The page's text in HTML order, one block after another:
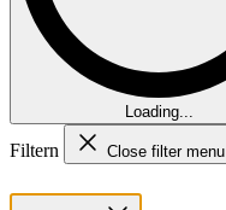
Loading...
Filtern Close filter menu